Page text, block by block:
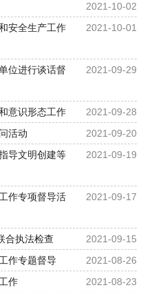
2021-10-02
2021-10-01
安全生产工作
2021-09-29
位进行谈话督
2021-09-28
意识形态工作
2021-09-20
活动
2021-09-19
导文明创建等
2021-09-17
作专项督导活
2021-09-15
合执法检查
2021-08-26
作专题督导
2021-08-23
作